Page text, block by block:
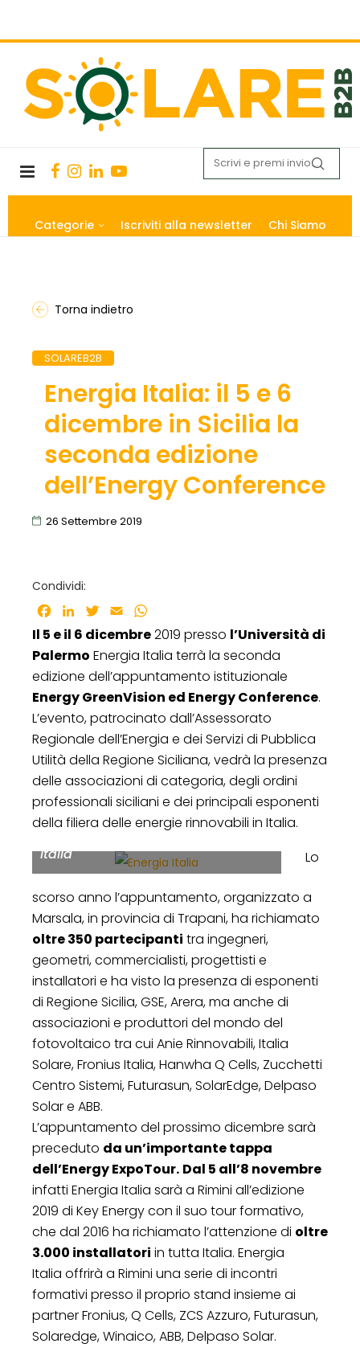
Categorie Iscriviti alla newsletter Chi Siamo
Torna indietro
SOLAREB2B
Energia Italia: il 5 e 6
dicembre in Sicilia la
seconda edizione
dell’Energy Conference
26 Settembre 2019
Condividi:
Facebook
LinkedInTwitter
Email
Il 5 e il 6 dicembre2019 presso l’Università di
Palermo Energia Italia terrà la seconda
edizione dell’appuntamento istituzionale
Energy GreenVision ed Energy Conference.
L’evento, patrocinato dall’Assessorato
Regionale dell’Energia e dei Servizi di Pubblica
Utilità della Regione Siciliana, vedrà la presenza
delle associazioni di categoria, degli ordini
professionali siciliani e dei principali esponenti
della filiera delle energie rinnovabili in Italia.
Da destra Giuseppe Maltese e
Battista Quinci durante un
momento formativo di Energia
Italia
Lo
scorso anno l’appuntamento, organizzato a
Marsala, in provincia di Trapani, ha richiamato
oltre 350 partecipanti tra ingegneri,
geometri, commercialisti, progettisti e
installatori e ha visto la presenza di esponenti
di Regione Sicilia, GSE, Arera, ma anche di
associazioni e produttori del mondo del
fotovoltaico tra cui Anie Rinnovabili, Italia
Solare, Fronius Italia, Hanwha Q Cells, Zucchetti
Centro Sistemi, Futurasun, SolarEdge, Delpaso
Solar e ABB.
L’appuntamento del prossimo dicembre sarà
preceduto da un’importante tappa
dell’Energy ExpoTour. Dal 5 all’8 novembre
infatti Energia Italia sarà a Rimini all’edizione
2019 di Key Energy con il suo tour formativo,
che dal 2016 ha richiamato l’attenzione di oltre
3.000 installatori in tutta Italia. Energia
Italia offrirà a Rimini una serie di incontri
formativi presso il proprio stand insieme ai
partner Fronius, Q Cells, ZCS Azzuro, Futurasun,
Solaredge, Winaico, ABB, Delpaso Solar.